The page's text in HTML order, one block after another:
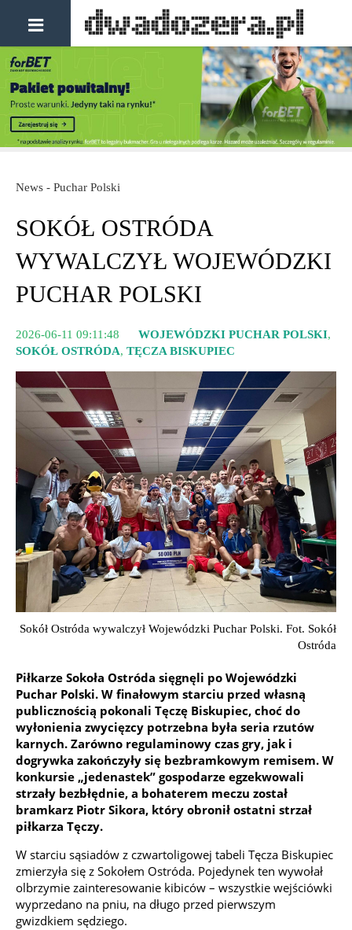
News - Puchar Polski
SOKÓŁ OSTRÓDA
WYWALCZYŁ WOJEWÓDZKI
PUCHAR POLSKI
2026-06-11 09:11:48 WOJEWÓDZKI PUCHAR POLSKI,
SOKÓŁ OSTRÓDA, TĘCZA BISKUPIEC
Sokół Ostróda wywalczył Wojewódzki Puchar Polski. Fot. Sokół
Ostróda
Piłkarze Sokoła Ostróda sięgnęli po Wojewódzki
Puchar Polski. W finałowym starciu przed własną
publicznością pokonali Tęczę Biskupiec, choć do
wyłonienia zwycięzcy potrzebna była seria rzutów
karnych. Zarówno regulaminowy czas gry, jak i
dogrywka zakończyły się bezbramkowym remisem. W
konkursie „jedenastek” gospodarze egzekwowali
strzały bezbłędnie, a bohaterem meczu został
bramkarz Piotr Sikora, który obronił ostatni strzał
piłkarza Tęczy.
W starciu sąsiadów z czwartoligowej tabeli Tęcza Biskupiec
zmierzyła się z Sokołem Ostróda. Pojedynek ten wywołał
olbrzymie zainteresowanie kibiców – wszystkie wejściówki
wyprzedano na pniu, na długo przed pierwszym
gwizdkiem sędziego.